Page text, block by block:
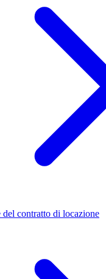
contratto di locazione